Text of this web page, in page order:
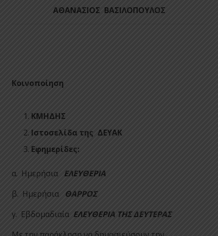
ΑΘΑΝΑΣΙΟΣ ΒΑΣΙΛΟΠΟΥΛΟΣ
Κοινοποίηση
ΚΜΗΔΗΣ
Ιστοσελίδα της ΔΕΥΑΚ
Εφημερίδες:
α. Ημερήσια ΕΛΕΥΘΕΡΙΑ
β. Ημερήσια ΘΑΡΡΟΣ
γ. Εβδομαδιαία ΕΛΕΥΘΕΡΙΑ ΤΗΣ ΔΕΥΤΕΡΑΣ